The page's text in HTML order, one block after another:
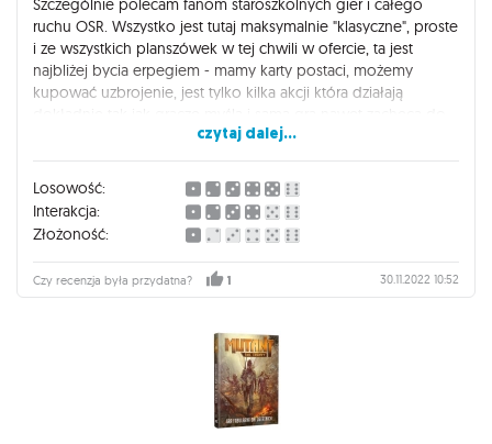
Szczególnie polecam fanom staroszkolnych gier i całego
ruchu OSR. Wszystko jest tutaj maksymalnie "klasyczne", proste
i ze wszystkich planszówek w tej chwili w ofercie, ta jest
najbliżej bycia erpegiem - mamy karty postaci, możemy
kupować uzbrojenie, jest tylko kilka akcji która działają
Po zagraniu dwóch pierwszych przygód, polecam ogarnięcie
setki fanowskich materiałów i dodatkowych zasad.
czytaj dalej...
Losowość:
Interakcja:
Złożoność:
Czy recenzja była przydatna? 1 30.11.2022 10:52